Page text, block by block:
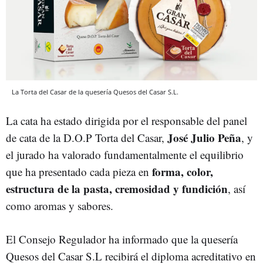
La Torta del Casar de la quesería Quesos del Casar S.L.
La cata ha estado dirigida por el responsable del panel
de cata de la D.O.P Torta del Casar, José Julio Peña, y
el jurado ha valorado fundamentalmente el equilibrio
que ha presentado cada pieza en forma, color,
estructura de la pasta, cremosidad y fundición, así
como aromas y sabores.
El Consejo Regulador ha informado que la quesería
Quesos del Casar S.L recibirá el diploma acreditativo en